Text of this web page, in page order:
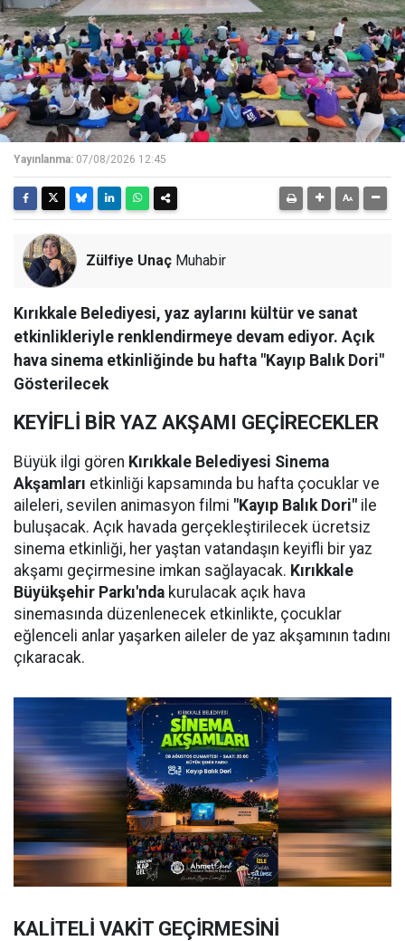
Yayınlanma: 07/08/2026 12:45
Zülfiye Unaç Muhabir
Kırıkkale Belediyesi, yaz aylarını kültür ve sanat
etkinlikleriyle renklendirmeye devam ediyor. Açık
hava sinema etkinliğinde bu hafta "Kayıp Balık Dori"
Gösterilecek
KEYİFLİ BİR YAZ AKŞAMI GEÇİRECEKLER
Büyük ilgi gören Kırıkkale Belediyesi Sinema
Akşamları etkinliği kapsamında bu hafta çocuklar ve
aileleri, sevilen animasyon filmi "Kayıp Balık Dori" ile
buluşacak. Açık havada gerçekleştirilecek ücretsiz
sinema etkinliği, her yaştan vatandaşın keyifli bir yaz
akşamı geçirmesine imkan sağlayacak. Kırıkkale
Büyükşehir Parkı'nda kurulacak açık hava
sinemasında düzenlenecek etkinlikte, çocuklar
eğlenceli anlar yaşarken aileler de yaz akşamının tadını
çıkaracak.
KALİTELİ VAKİT GEÇİRMESİNİ